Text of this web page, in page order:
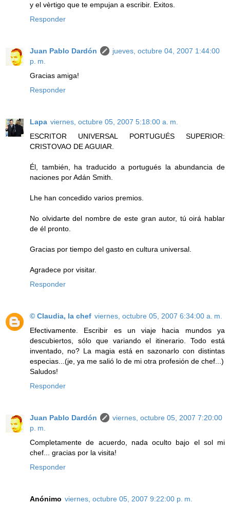
y el vèrtigo que te empujan a escribir. Exitos.
Responder
Juan Pablo Dardón
jueves, octubre 04, 2007 1:44:00
p. m.
Gracias amiga!
Responder
Lapa viernes, octubre 05, 2007 5:18:00 a. m.
ESCRITOR UNIVERSAL PORTUGUÉS SUPERIOR:
CRISTOVAO DE AGUIAR.
Él, también, ha traducido a portugués la abundancia de
naciones por Adán Smith.
Lhe han concedido varios premios.
No olvidarte del nombre de este gran autor, tú oirá hablar
de él pronto.
Gracias por tiempo del gasto en cultura universal.
Agradece por visitar.
Responder
© Claudia, la chef viernes, octubre 05, 2007 6:34:00 a. m.
Efectivamente. Escribir es un viaje hacia mundos ya
descubiertos, sólo que variando el itinerario. Todo está
inventado, no? La magia está en sazonarlo con distintas
especias...(je, ya me salió lo de mi otra profesión de chef...)
Saludos!
Responder
Juan Pablo Dardón
viernes, octubre 05, 2007 7:20:00
p. m.
Completamente de acuerdo, nada oculto bajo el sol mi
chef... gracias por la visita!
Responder
Anónimo viernes, octubre 05, 2007 9:22:00 p. m.